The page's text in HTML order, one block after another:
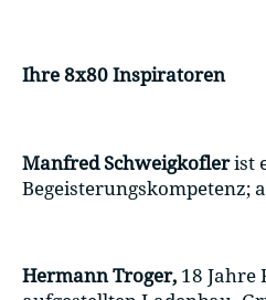
Ihre 8x80 Inspiratoren
Manfred Schweigkoflerist
Begeisterungskompetenz;
Hermann Troger, 18